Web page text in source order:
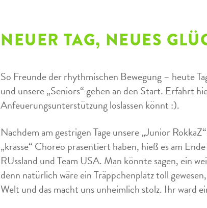
NEUER TAG, NEUES
So Freunde der rhythmischen Bewegung – heute
und unsere „Seniors“ gehen an den Start. Erfahrt
Anfeuerungsunterstützung loslassen könnt :).
Nachdem am gestrigen Tage unsere „Junior
„krasse“ Choreo präsentiert haben, hieß es am
RUssland und Team USA. Man könnte sagen, ein
denn natürlich wäre ein Träppchenplatz toll
Welt und das macht uns unheimlich stolz. Ihr ward